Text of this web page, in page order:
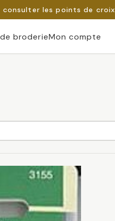
consulter les points de croix
broderieMon compte